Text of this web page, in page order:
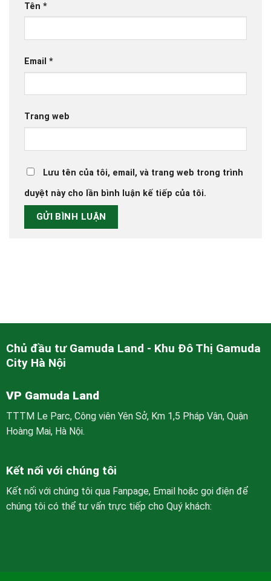
Tên *
Email *
Trang web
Lưu tên của tôi, email, và trang web trong trình
duyệt này cho lần bình luận kế tiếp của tôi.
Chủ đầu tư Gamuda Land - Khu Đô Thị Gamuda
City Hà Nội
VP Gamuda Land
TTTM Le Parc, Công viên Yên Sở, Km 1,5 Pháp Vân, Quận
Hoàng Mai, Hà Nội.
Kết nối với chúng tôi
Kết nối với chúng tôi qua Fanpage, Email hoặc gọi điện để
chúng tôi có thể tư vấn trực tiếp cho Quý khách: